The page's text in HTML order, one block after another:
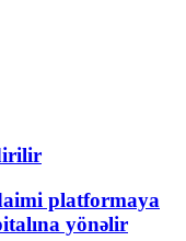
platformaya
yönəlir